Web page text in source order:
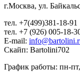
г.Москва, ул.
тел. +7(499)381-18-91
тел. +7 (926) 005-18-
E-mail:
Скайп: Bartolini702
График работы: пн-